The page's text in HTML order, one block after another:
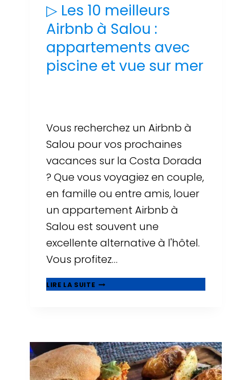
▷ Les 10 meilleurs
Airbnb à Salou :
appartements avec
piscine et vue sur mer
Vous recherchez un Airbnb à
Salou pour vos prochaines
vacances sur la Costa Dorada
? Que vous voyagiez en couple,
en famille ou entre amis, louer
un appartement Airbnb à
Salou est souvent une
excellente alternative à l'hôtel.
Vous profitez…
LIRE LA SUITE▷
LES
SALOU
:
APPARTEMENTS
AVEC